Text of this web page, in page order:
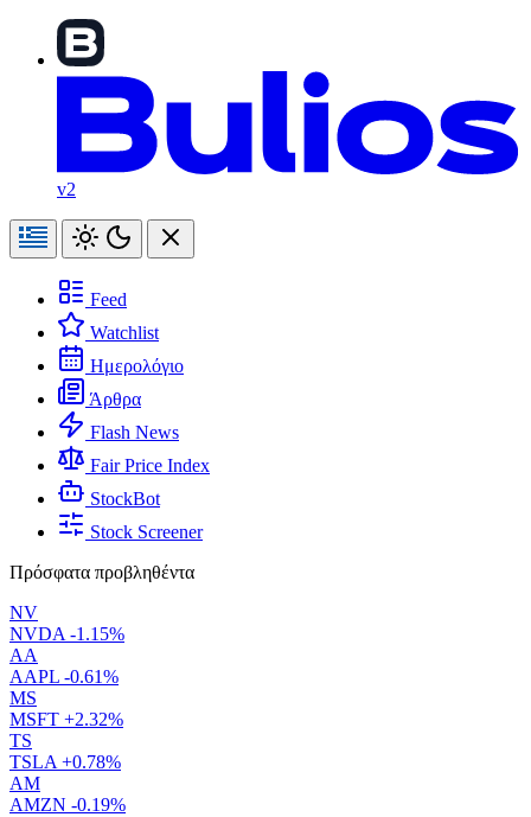
v2
Feed
Watchlist
Ημερολόγιο
Άρθρα
Flash News
Fair Price Index
StockBot
Stock Screener
Πρόσφατα προβληθέντα
NV
NVDA -1.15%
AA
AAPL -0.61%
MS
MSFT +2.32%
TS
TSLA +0.78%
AM
AMZN -0.19%